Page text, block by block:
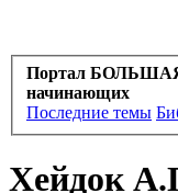
Портал
начинающих
Последние темы
Хейдок